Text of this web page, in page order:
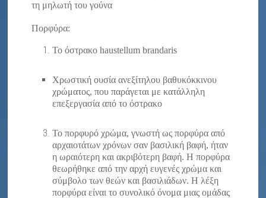
τη μηλωτή του γούνα
Πορφύρα:
Το όστρακο haustellum brandaris
Χρωστική ουσία ανεξίτηλου βαθυκόκκινου
χρώματος, που παράγεται με κατάλληλη
επεξεργασία από το όστρακο
Το πορφυρό χρώμα, γνωστή ως πορφύρα από
αρχαιοτάτων χρόνων σαν βασιλική βαφή, ήταν
η ωραιότερη και ακριβότερη βαφή. Η πορφύρα
θεωρήθηκε από την αρχή ευγενές χρώμα και
σύμβολο των θεών και βασιλιάδων. Η λέξη
πορφύρα είναι το συνολικό όνομα μιας ομάδας